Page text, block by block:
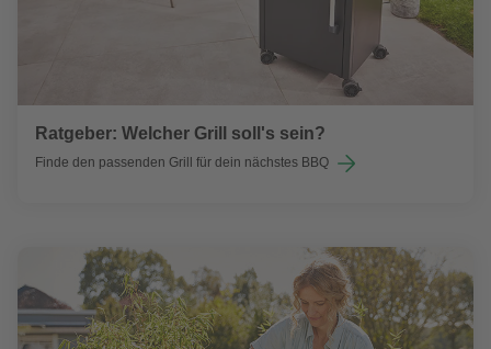
Ratgeber: Welcher Grill soll's sein?
Finde den passenden Grill für dein nächstes BBQ